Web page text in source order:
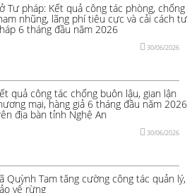
Tư pháp: Kết quả công tác phòng, chống
nhũng, lãng phí tiêu cực và cải cách tư
6 tháng đầu năm 2026
30/06/2026
quả công tác chống buôn lậu, gian lận
mại, hàng giả 6 tháng đầu năm 2026
địa bàn tỉnh Nghệ An
30/06/2026
Quỳnh Tam tăng cường công tác quản lý,
vệ rừng